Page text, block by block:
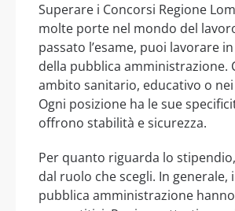
Superare i Concorsi Regione
molte porte nel mondo del
passato l’esame, puoi lavorare
della pubblica amministrazione.
ambito sanitario, educativo o
Ogni posizione ha le sue
offrono stabilità e sicurezza.
Per quanto riguarda lo
dal ruolo che scegli. In generale,
pubblica amministrazione